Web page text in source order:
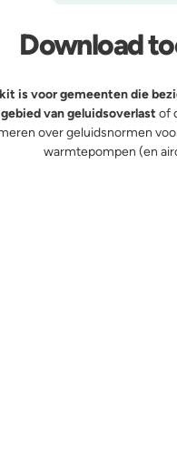
Download
is voor gemeenten die
van geluidsoverlast of
over geluidsnormen
warmtepompen (en